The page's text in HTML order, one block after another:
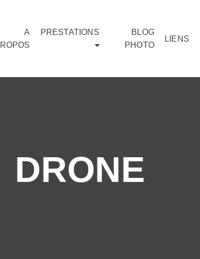
A
PRESTATIONS
BLOG
PHOTO
LIENS
DRONE